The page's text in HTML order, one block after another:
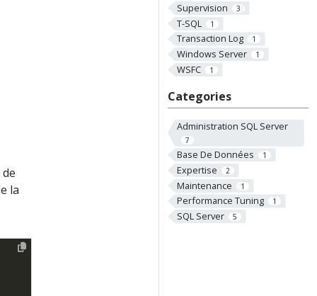
Supervision 3
T-SQL 1
Transaction Log 1
Windows Server 1
WSFC 1
Categories
Administration SQL Server
7
Base De Données 1
Expertise 2
Maintenance 1
Performance Tuning 1
SQL Server 5
la